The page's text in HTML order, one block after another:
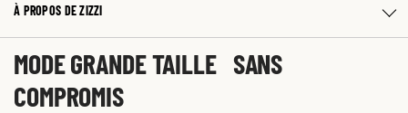
À PROPOS DE ZIZZI
MODE GRANDE TAILLE SANS
COMPROMIS